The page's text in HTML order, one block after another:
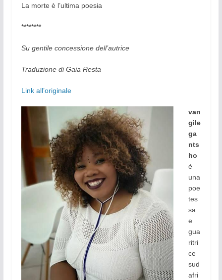
La morte è l’ultima poesia
********
Su gentile concessione dell’autrice
Traduzione di Gaia Resta
Link all’originale
van
gile
ga
nts
ho
è
una
poe
tes
sa
e
gua
ritri
ce
sud
afri